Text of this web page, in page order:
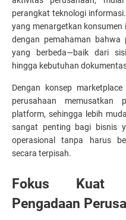
perangkat teknologi
yang menargetkan
dengan pemahaman bahwa
yang berbeda—baik dari
hingga kebutuhan
Dengan konsep
perusahaan memusatkan
platform, sehingga lebih
sangat penting bagi bisnis
operasional tanpa harus
secara terpisah.
Fokus Kuat
Pengadaan